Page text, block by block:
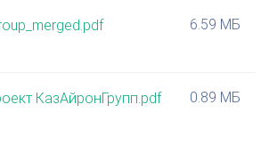
6.59 МБ
КазАйронГрупп.pdf 0.89 МБ